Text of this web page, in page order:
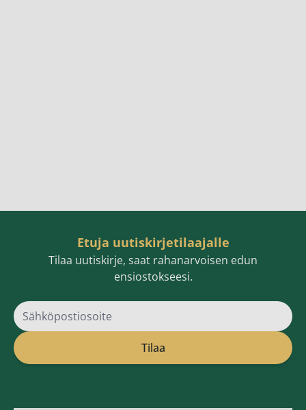
Etuja uutiskirjetilaajalle
Tilaa uutiskirje, saat rahanarvoisen edun
ensiostokseesi.
Sähköpostiosoite
Tilaa